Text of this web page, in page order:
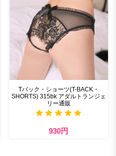
Tバック・ショーツ(T-BACK・
SHORTS) 315bk アダルトランジェ
リー通販
930円